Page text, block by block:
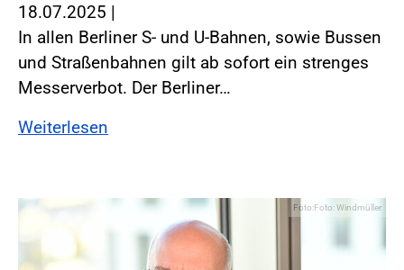
18.07.2025 |
In allen Berliner S- und U-Bahnen, sowie Bussen
und Straßenbahnen gilt ab sofort ein strenges
Messerverbot. Der Berliner…
Weiterlesen
Foto:Foto: Windmüller